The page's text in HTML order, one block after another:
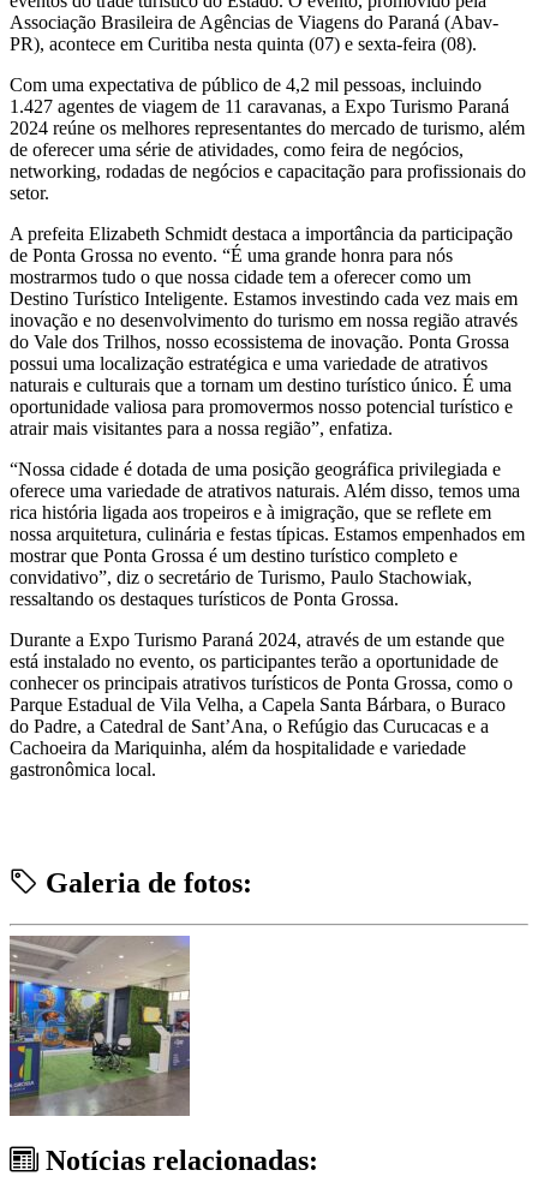
Associação Brasileira de Agências de Viagens do Paraná (Abav-
PR), acontece em Curitiba nesta quinta (07) e sexta-feira (08).
Com uma expectativa de público de 4,2 mil pessoas, incluindo
1.427 agentes de viagem de 11 caravanas, a Expo Turismo Paraná
2024 reúne os melhores representantes do mercado de turismo, além
de oferecer uma série de atividades, como feira de negócios,
networking, rodadas de negócios e capacitação para profissionais do
setor.
A prefeita Elizabeth Schmidt destaca a importância da participação
de Ponta Grossa no evento. “É uma grande honra para nós
mostrarmos tudo o que nossa cidade tem a oferecer como um
Destino Turístico Inteligente. Estamos investindo cada vez mais em
inovação e no desenvolvimento do turismo em nossa região através
do Vale dos Trilhos, nosso ecossistema de inovação. Ponta Grossa
possui uma localização estratégica e uma variedade de atrativos
naturais e culturais que a tornam um destino turístico único. É uma
oportunidade valiosa para promovermos nosso potencial turístico e
atrair mais visitantes para a nossa região”, enfatiza.
“Nossa cidade é dotada de uma posição geográfica privilegiada e
oferece uma variedade de atrativos naturais. Além disso, temos uma
rica história ligada aos tropeiros e à imigração, que se reflete em
nossa arquitetura, culinária e festas típicas. Estamos empenhados em
mostrar que Ponta Grossa é um destino turístico completo e
convidativo”, diz o secretário de Turismo, Paulo Stachowiak,
ressaltando os destaques turísticos de Ponta Grossa.
Durante a Expo Turismo Paraná 2024, através de um estande que
está instalado no evento, os participantes terão a oportunidade de
conhecer os principais atrativos turísticos de Ponta Grossa, como o
Parque Estadual de Vila Velha, a Capela Santa Bárbara, o Buraco
do Padre, a Catedral de Sant’Ana, o Refúgio das Curucacas e a
Cachoeira da Mariquinha, além da hospitalidade e variedade
gastronômica local.
Galeria de fotos:
Notícias relacionadas: